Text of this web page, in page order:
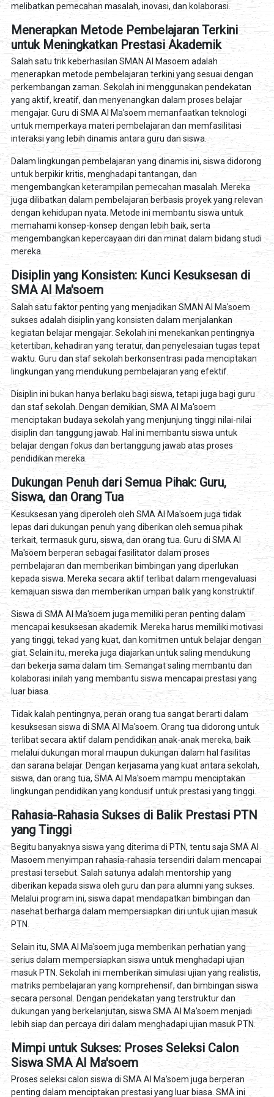
melibatkan pemecahan masalah, inovasi, dan kolaborasi.
Menerapkan Metode Pembelajaran Terkini
untuk Meningkatkan Prestasi Akademik
Salah satu trik keberhasilan SMAN Al Masoem adalah
menerapkan metode pembelajaran terkini yang sesuai dengan
perkembangan zaman. Sekolah ini menggunakan pendekatan
yang aktif, kreatif, dan menyenangkan dalam proses belajar
mengajar. Guru di SMA Al Ma'soem memanfaatkan teknologi
untuk memperkaya materi pembelajaran dan memfasilitasi
interaksi yang lebih dinamis antara guru dan siswa.
Dalam lingkungan pembelajaran yang dinamis ini, siswa didorong
untuk berpikir kritis, menghadapi tantangan, dan
mengembangkan keterampilan pemecahan masalah. Mereka
juga dilibatkan dalam pembelajaran berbasis proyek yang relevan
dengan kehidupan nyata. Metode ini membantu siswa untuk
memahami konsep-konsep dengan lebih baik, serta
mengembangkan kepercayaan diri dan minat dalam bidang studi
mereka.
Disiplin yang Konsisten: Kunci Kesuksesan di
SMA Al Ma'soem
Salah satu faktor penting yang menjadikan SMAN Al Ma'soem
sukses adalah disiplin yang konsisten dalam menjalankan
kegiatan belajar mengajar. Sekolah ini menekankan pentingnya
ketertiban, kehadiran yang teratur, dan penyelesaian tugas tepat
waktu. Guru dan staf sekolah berkonsentrasi pada menciptakan
lingkungan yang mendukung pembelajaran yang efektif.
Disiplin ini bukan hanya berlaku bagi siswa, tetapi juga bagi guru
dan staf sekolah. Dengan demikian, SMA Al Ma'soem
menciptakan budaya sekolah yang menjunjung tinggi nilai-nilai
disiplin dan tanggung jawab. Hal ini membantu siswa untuk
belajar dengan fokus dan bertanggung jawab atas proses
pendidikan mereka.
Dukungan Penuh dari Semua Pihak: Guru,
Siswa, dan Orang Tua
Kesuksesan yang diperoleh oleh SMA Al Ma'soem juga tidak
lepas dari dukungan penuh yang diberikan oleh semua pihak
terkait, termasuk guru, siswa, dan orang tua. Guru di SMA Al
Ma'soem berperan sebagai fasilitator dalam proses
pembelajaran dan memberikan bimbingan yang diperlukan
kepada siswa. Mereka secara aktif terlibat dalam mengevaluasi
kemajuan siswa dan memberikan umpan balik yang konstruktif.
Siswa di SMA Al Ma'soem juga memiliki peran penting dalam
mencapai kesuksesan akademik. Mereka harus memiliki motivasi
yang tinggi, tekad yang kuat, dan komitmen untuk belajar dengan
giat. Selain itu, mereka juga diajarkan untuk saling mendukung
dan bekerja sama dalam tim. Semangat saling membantu dan
kolaborasi inilah yang membantu siswa mencapai prestasi yang
luar biasa.
Tidak kalah pentingnya, peran orang tua sangat berarti dalam
kesuksesan siswa di SMA Al Ma'soem. Orang tua didorong untuk
terlibat secara aktif dalam pendidikan anak-anak mereka, baik
melalui dukungan moral maupun dukungan dalam hal fasilitas
dan sarana belajar. Dengan kerjasama yang kuat antara sekolah,
siswa, dan orang tua, SMA Al Ma'soem mampu menciptakan
lingkungan pendidikan yang kondusif untuk prestasi yang tinggi.
Rahasia-Rahasia Sukses di Balik Prestasi PTN
yang Tinggi
Begitu banyaknya siswa yang diterima di PTN, tentu saja SMA Al
Masoem menyimpan rahasia-rahasia tersendiri dalam mencapai
prestasi tersebut. Salah satunya adalah mentorship yang
diberikan kepada siswa oleh guru dan para alumni yang sukses.
Melalui program ini, siswa dapat mendapatkan bimbingan dan
nasehat berharga dalam mempersiapkan diri untuk ujian masuk
PTN.
Selain itu, SMA Al Ma'soem juga memberikan perhatian yang
serius dalam mempersiapkan siswa untuk menghadapi ujian
masuk PTN. Sekolah ini memberikan simulasi ujian yang realistis,
matriks pembelajaran yang komprehensif, dan bimbingan siswa
secara personal. Dengan pendekatan yang terstruktur dan
dukungan yang berkelanjutan, siswa SMA Al Ma'soem menjadi
lebih siap dan percaya diri dalam menghadapi ujian masuk PTN.
Mimpi untuk Sukses: Proses Seleksi Calon
Siswa SMA Al Ma'soem
Proses seleksi calon siswa di SMA Al Ma'soem juga berperan
penting dalam menciptakan prestasi yang luar biasa. SMA ini